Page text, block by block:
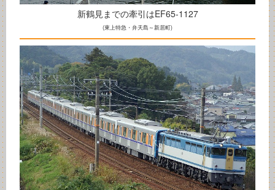
新鶴見までの牽引はEF65-1127
(東上特急・弁天島～新居町)